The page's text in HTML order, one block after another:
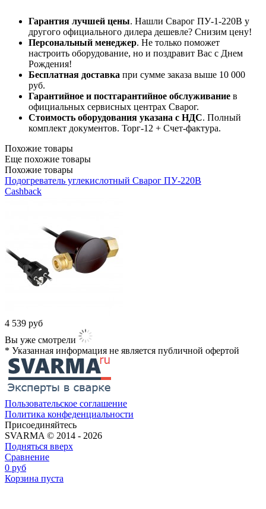
Гарантия лучшей цены. Нашли Сварог ПУ-1-220В у
другого официального дилера дешевле? Снизим цену!
Персональный менеджер. Не только поможет
настроить оборудование, но и поздравит Вас с Днем
Рождения!
Бесплатная доставка при сумме заказа выше 10 000
руб.
Гарантийное и постгарантийное обслуживание в
официальных сервисных центрах Сварог.
Стоимость оборудования указана с НДС. Полный
комплект документов. Торг-12 + Счет-фактура.​
Похожие товары
Еще похожие товары
Похожие товары
Подогреватель углекислотный Сварог ПУ-220В
Cashback
4 539 руб
Вы уже смотрели
* Указанная информация не является публичной офертой​
Пользовательское соглашение
Политика конфеденциальности
Присоединяйтесь
SVARMA © 2014 - 2026
Подняться вверх
Сравнение
0 руб
Корзина пуста